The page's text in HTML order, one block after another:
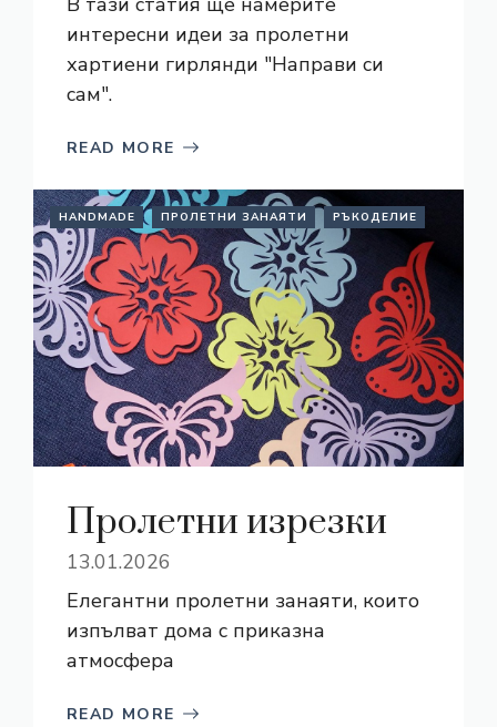
интересни идеи за пролетни
хартиени гирлянди "Направи си
сам".
READ MORE
HANDMADE ПРОЛЕТНИ ЗАНАЯТИ РЪКОДЕЛИЕ
Пролетни изрезки
13.01.2026
Елегантни пролетни занаяти, които
изпълват дома с приказна
атмосфера
READ MORE